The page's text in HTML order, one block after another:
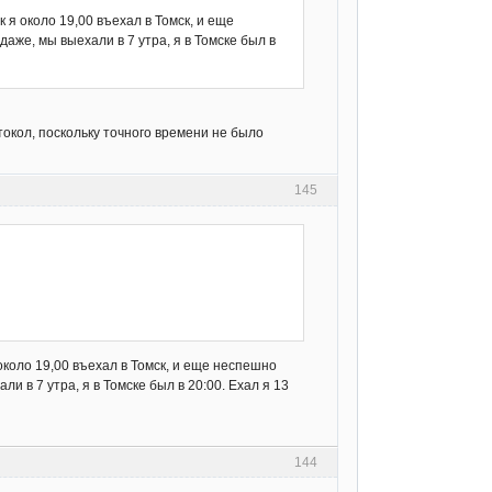
я около 19,00 въехал в Томск, и еще
мы выехали в 7 утра, я в Томске был в
поскольку точного времени не было
145
19,00 въехал в Томск, и еще неспешно
в 7 утра, я в Томске был в 20:00. Ехал я 13
144